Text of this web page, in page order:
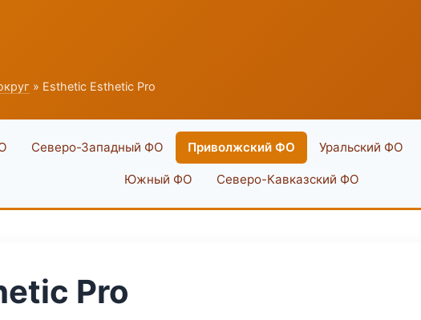
» Esthetic Esthetic Pro
Северо-Западный ФО Приволжский ФО Уральский ФО
Южный ФО Северо-Кавказский ФО
Pro